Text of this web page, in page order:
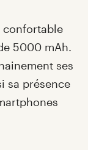
confortable
5000 mAh.
ses
sa présence